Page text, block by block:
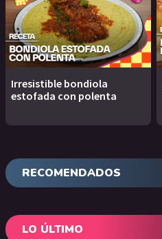
Irresistible bondiola
estofada con polenta
RECOMENDADOS
LO ÚLTIMO